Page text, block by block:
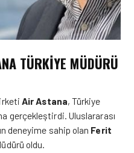
TÜRKIYE MÜDÜRÜ
Air Astana, Türkiye
gerçekleştirdi. Uluslararası
deneyime sahip olan Ferit
oldu.